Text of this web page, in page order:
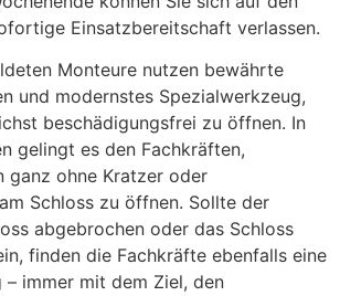
Einsatzbereitschaft verlassen.
Monteure nutzen bewährte
und modernstes Spezialwerkzeug,
beschädigungsfrei zu öffnen. In
gelingt es den Fachkräften,
ganz ohne Kratzer oder
Schloss zu öffnen. Sollte der
abgebrochen oder das Schloss
finden die Fachkräfte ebenfalls eine
– immer mit dem Ziel, den